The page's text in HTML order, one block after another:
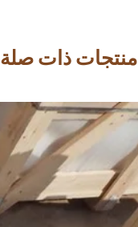
منتجات ذات صلة